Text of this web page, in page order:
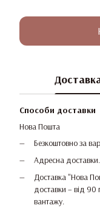
Способи доставки
Нова Пошта
Безкоштовно за
Адресна доставки.
Доставка "Нова
доставки – від 90
вантажу.